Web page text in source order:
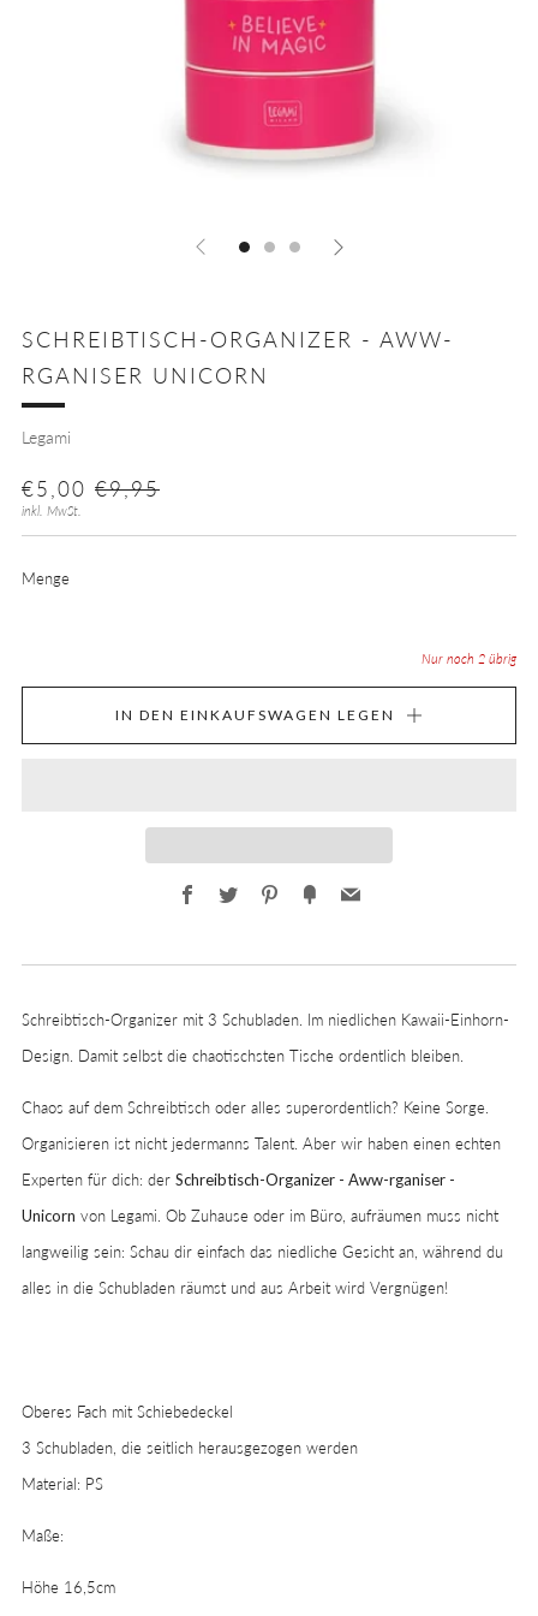
SCHREIBTISCH-ORGANIZER - AWW-
RGANISER UNICORN
Legami
NORMALER
PREIS
€5,00 SONDERPREIS
€9,95
inkl. MwSt.
Menge
Nur noch 2 übrig
IN DEN EINKAUFSWAGEN LEGEN
Facebook
Twitter Pinterest
Fancy
Schreibtisch-Organizer mit 3 Schubladen. Im niedlichen Kawaii-Einhorn-
Design. Damit selbst die chaotischsten Tische ordentlich bleiben.
Chaos auf dem Schreibtisch oder alles superordentlich? Keine Sorge.
Organisieren ist nicht jedermanns Talent. Aber wir haben einen echten
Experten für dich: der Schreibtisch-Organizer - Aww-rganiser -
Unicorn von Legami. Ob Zuhause oder im Büro, aufräumen muss nicht
langweilig sein: Schau dir einfach das niedliche Gesicht an, während du
alles in die Schubladen räumst und aus Arbeit wird Vergnügen!
Oberes Fach mit Schiebedeckel
3 Schubladen, die seitlich herausgezogen werden
Material: PS
Maße:
Höhe 16,5cm